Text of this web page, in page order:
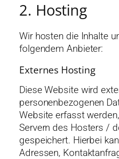
2. Hosting
Wir hosten die Inhalte
folgendem Anbieter:
Externes Hosting
Diese Website wird
personenbezogenen
Website erfasst
Servern des Hosters /
gespeichert. Hierbei
Adressen,